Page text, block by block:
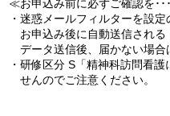
≪お申込み前に必ずご確認を･
・迷惑メールフィルターを設
お申込み後に自動送信される
データ送信後、届かない場合
・研修区分 S「精神科訪問看
せんのでご注意ください。